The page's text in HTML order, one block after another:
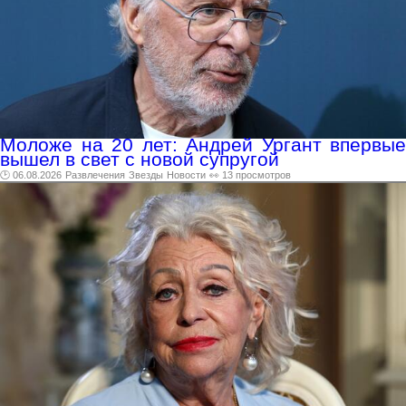
Моложе на 20 лет: Андрей Ургант впервые
вышел в свет с новой супругой
🕑 06.08.2026 Развлечения Звезды Новости 👀 13 просмотров